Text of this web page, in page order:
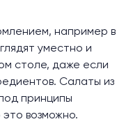
например в
уместно и
столе, даже если
Салаты из
принципы
это возможно.